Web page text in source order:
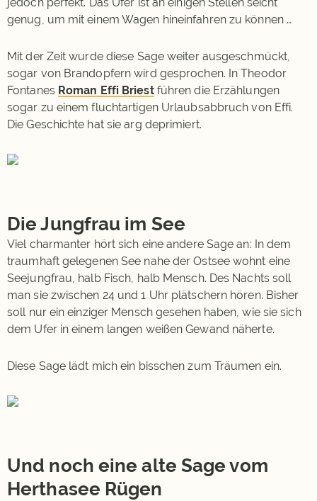
jedoch perfekt. Das Ufer ist an einigen Stellen seicht
genug, um mit einem Wagen hineinfahren zu können …
Mit der Zeit wurde diese Sage weiter ausgeschmückt,
sogar von Brandopfern wird gesprochen. In Theodor
Fontanes Roman Effi Briestführen die Erzählungen
sogar zu einem fluchtartigen Urlaubsabbruch von Effi.
Die Geschichte hat sie arg deprimiert.
Die Jungfrau im See
Viel charmanter hört sich eine andere Sage an: In dem
traumhaft gelegenen See nahe der Ostsee wohnt eine
Seejungfrau, halb Fisch, halb Mensch. Des Nachts soll
man sie zwischen 24 und 1 Uhr plätschern hören. Bisher
soll nur ein einziger Mensch gesehen haben, wie sie sich
dem Ufer in einem langen weißen Gewand näherte.
Diese Sage lädt mich ein bisschen zum Träumen ein.
Und noch eine alte Sage vom
Herthasee Rügen